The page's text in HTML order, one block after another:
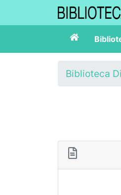
Biblioteca